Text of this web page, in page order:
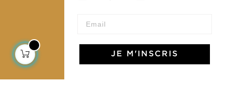
L'Art de Vivre Jamini
JE M'INSCRIS